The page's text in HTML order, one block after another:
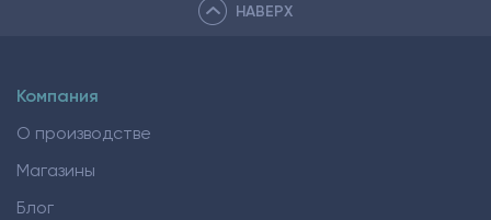
НАВЕРХ
Компания
О производстве
Магазины
Блог